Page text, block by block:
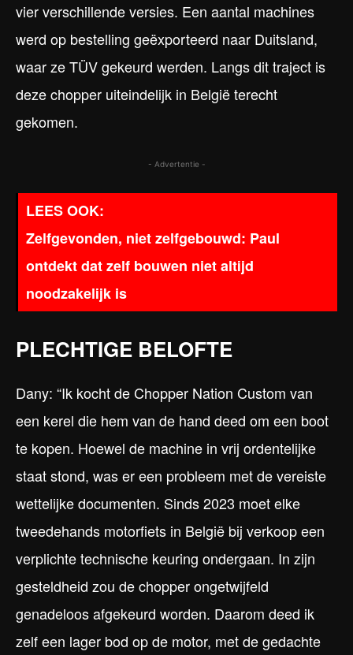
vier verschillende versies. Een aantal machines
werd op bestelling geëxporteerd naar Duitsland,
waar ze TÜV gekeurd werden. Langs dit traject is
deze chopper uiteindelijk in België terecht
gekomen.
- Advertentie -
Zelfgevonden, niet zelfgebouwd: Paul
ontdekt dat zelf bouwen niet altijd
noodzakelijk is
PLECHTIGE BELOFTE
Dany: “Ik kocht de Chopper Nation Custom van
een kerel die hem van de hand deed om een boot
te kopen. Hoewel de machine in vrij ordentelijke
staat stond, was er een probleem met de vereiste
wettelijke documenten. Sinds 2023 moet elke
tweedehands motorfiets in België bij verkoop een
verplichte technische keuring ondergaan. In zijn
gesteldheid zou de chopper ongetwijfeld
genadeloos afgekeurd worden. Daarom deed ik
zelf een lager bod op de motor, met de gedachte